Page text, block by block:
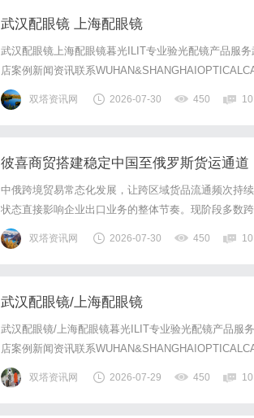
武汉配眼镜 上海配眼镜
武汉配眼镜上海配眼镜暮光ILIT专业验光配镜产品服
店案例新闻资讯联系
写字楼眼镜店直营品牌，现于武汉与上海设有4家门
基础，全场镜片40%-60%优惠，兼顾高专业度与高性
双塔资讯网 2026-07-30 450 10
彼喜商贸搭建稳定中国至俄罗斯货运通道
中俄跨境贸易常态化发展，让跨区域货品流通频次持
状态直接影响企业出口业务的整体节奏。现阶段多数
针对性，运维体系不完善，容易受口岸政策、路况环
双塔资讯网 2026-07-30 450 10
武汉配眼镜/上海配眼镜
武汉配眼镜/上海配眼镜暮光ILIT专业验光配镜产品服
店案例新闻资讯联系
写字楼眼镜店直营品牌，现于武汉与上海设有4家门
基础，全场镜片40%-60%优惠，兼顾高专业度与高性
双塔资讯网 2026-07-29 450 10